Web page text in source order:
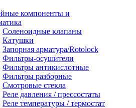
компоненты и
Соленоидные клапаны
Катушки
Запорная арматура/Rotolock
Фильтры-осушители
Фильтры антикислотные
Фильтры разборные
Смотровые стекла
Реле давления / прессостаты
Реле температуры / термостат